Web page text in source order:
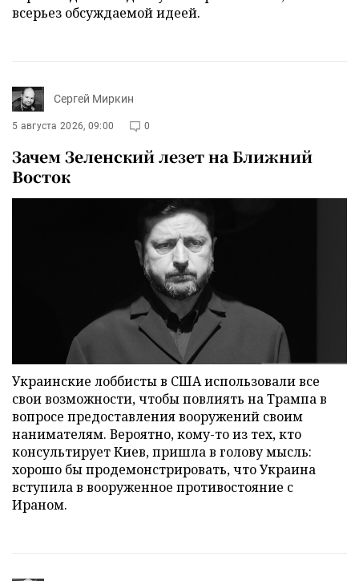
всерьез обсуждаемой идеей.
Сергей Миркин
5 августа 2026, 09:00 0
Зачем Зеленский лезет на Ближний
Восток
Украинские лоббисты в США использовали все
свои возможности, чтобы повлиять на Трампа в
вопросе предоставления вооружений своим
нанимателям. Вероятно, кому-то из тех, кто
консультирует Киев, пришла в голову мысль:
хорошо бы продемонстрировать, что Украина
вступила в вооруженное противостояние с
Ираном.